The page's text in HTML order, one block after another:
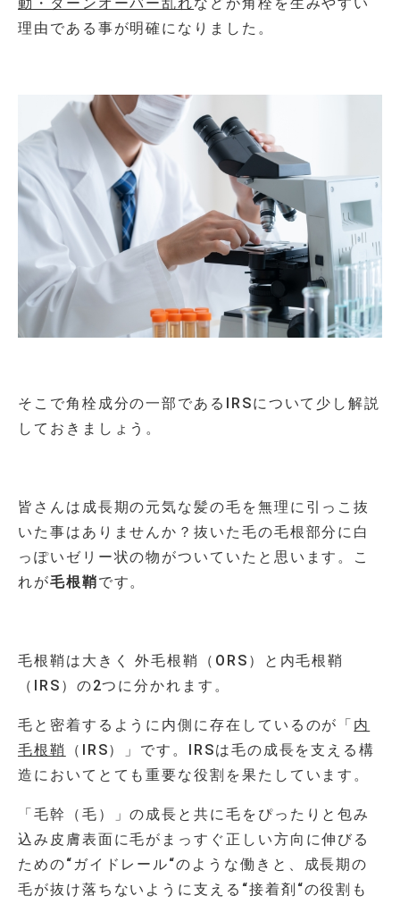
理由である事が明確になりました。
そこで角栓成分の一部である IRSについて少し解説
しておきましょう。
皆さんは成長期の元気な髪の毛を無理に引っこ抜
いた事はありませんか？抜いた毛の毛根部分に白
っぽいゼリー状の物がついていたと思います。こ
れが毛根鞘です。
毛根鞘は大きく 外毛根鞘（ ORS ）と内毛根鞘
（ IRS ）の2つに分かれます。
毛と密着するように内側に存在しているのが「 内
毛根鞘 （ IRS）」です。 IRSは毛の成長を支える構
造においてとても重要な役割を果たしています。
「毛幹（毛）」の成長と共に毛をぴったりと包み
込み皮膚表面に毛がまっすぐ正しい方向に伸びる
ための“ ガイドレール“のような働きと、成長期の
毛が抜け落ちないように支える “接着剤 “の役割も